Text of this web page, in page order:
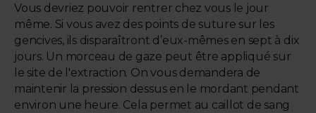
Vous devriez pouvoir rentrer chez vous le jour
même. Si vous avez des points de suture sur les
gencives, ils disparaîtront d’eux-mêmes en sept à dix
jours. Un morceau de gaze peut être appliqué sur
le site de l'extraction. On vous demandera de
maintenir la pression dessus en le mordant pendant
environ une heure. Cela permet au caillot de sang